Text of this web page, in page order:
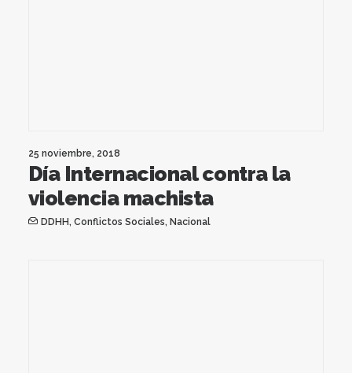
25 noviembre, 2018
Día Internacional contra la
violencia machista
DDHH, Conflictos Sociales, Nacional